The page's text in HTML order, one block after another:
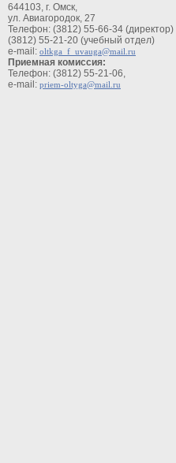
644103, г. Омск,
ул. Авиагородок, 27
Телефон: (3812) 55-66-34 (директор)
(3812) 55-21-20 (учебный отдел)
e-mail: oltkga_f_uvauga@mail.ru
Приемная комиссия:
Телефон: (3812) 55-21-06,
e-mail: priem-oltyga@mail.ru